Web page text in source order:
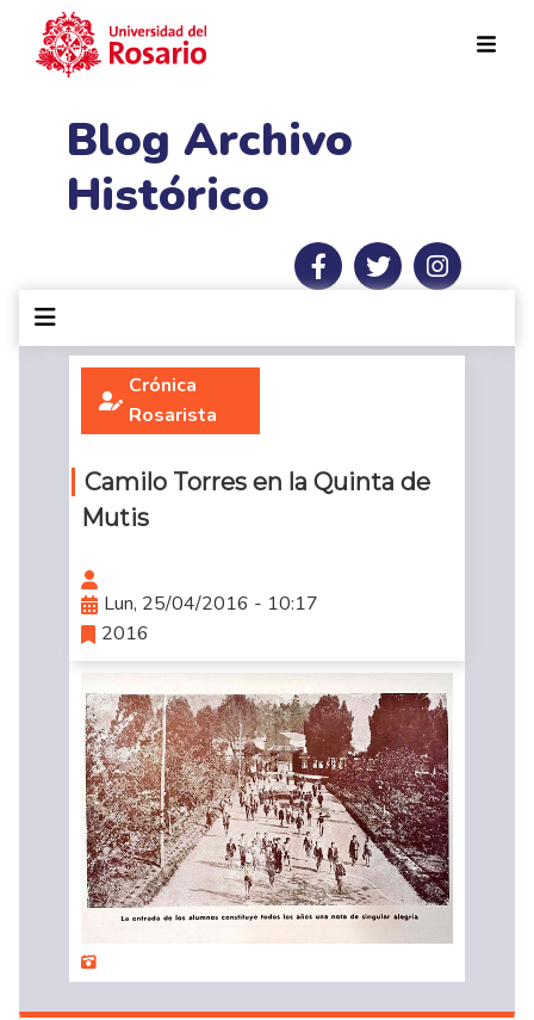
Blog Archivo
Histórico
Crónica
Rosarista
Camilo Torres en la Quinta de
Mutis
Lun, 25/04/2016 - 10:17
2016